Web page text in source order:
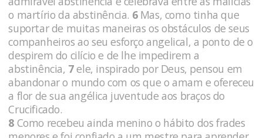
o martírio da abstinência. 6Mas, como tinha que
suportar de muitas maneiras os obstáculos de seus
companheiros ao seu esforço angelical, a ponto de o
des­pirem do cilício e de lhe impedirem a
abstinência, 7ele, inspirado por Deus, pensou em
abandonar o mundo com os que o amam e ofe­receu
a flor de sua angélica juventude aos braços do
Crucificado.
8 Como recebeu ainda menino o hábito dos frades